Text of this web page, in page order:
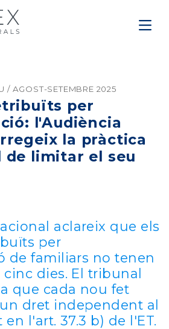
/ AGOST-SETEMBRE 2025
per
l'Audiència
la pràctica
de limitar el seu
aclareix que els
per
de familiars no tenen
dies. El tribunal
que cada nou fet
dret independent al
l'art. 37.3 b) de l'ET.